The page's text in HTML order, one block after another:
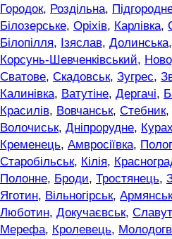
Городок, Роздільна,
Білозерське, Оріхів, Карлівка,
Білопілля, Ізяслав, Долинська,
Корсунь-Шевченківський,
Сватове, Скадовськ, Зугрес,
Калинівка, Ватутіне, Дергачі,
Красилів, Вовчанськ, Стебник,
Волочиськ, Дніпрорудне,
Кременець, Амвросіївка,
Старобільськ, Кілія,
Полонне, Броди, Тростянець,
Яготин, Вільногірськ, Армянськ
Люботин, Докучаєвськ,
Мерефа, Кролевець,